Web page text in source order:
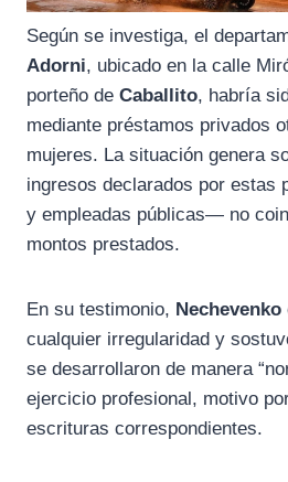
Según se investiga, el
Adorni, ubicado en la calle
porteño de Caballito, habría
mediante préstamos privados
mujeres. La situación genera
ingresos declarados por estas
y empleadas públicas— no
montos prestados.
En su testimonio,
cualquier irregularidad y
se desarrollaron de manera
ejercicio profesional, motivo
escrituras correspondientes.